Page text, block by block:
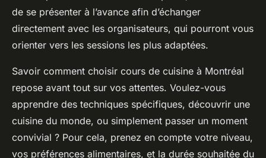
de se présenter à l’avance afin d’échanger
directement avec les organisateurs, qui pourront vous
orienter vers les sessions les plus adaptées.
Savoir comment choisir cours de cuisine à Montréal
repose avant tout sur vos attentes. Voulez-vous
apprendre des techniques spécifiques, découvrir une
cuisine du monde, ou simplement passer un moment
convivial ? Pour cela, prenez en compte votre niveau,
vos préférences alimentaires, et la durée souhaitée du